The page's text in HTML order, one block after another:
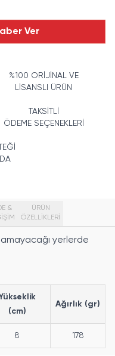
Ver
%100 ORİJİNAL VE
LİSANSLI ÜRÜN
TAKSİTLİ
ÖDEME SEÇENEKLERİ
&
ÜRÜN
ÖZELLIKLERI
yerlerde
(cm)
Ağırlık (gr)
8 178